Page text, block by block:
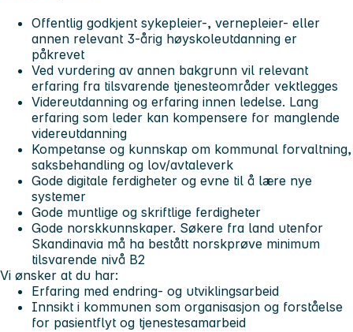
Offentlig godkjent sykepleier-, vernepleier- eller
annen relevant 3-årig høyskoleutdanning er
påkrevet
Ved vurdering av annen bakgrunn vil relevant
erfaring fra tilsvarende tjenesteområder vektlegges
Videreutdanning og erfaring innen ledelse. Lang
erfaring som leder kan kompensere for manglende
videreutdanning
Kompetanse og kunnskap om kommunal forvaltning,
saksbehandling og lov/avtaleverk
Gode digitale ferdigheter og evne til å lære nye
systemer
Gode muntlige og skriftlige ferdigheter
Gode norskkunnskaper. Søkere fra land utenfor
Skandinavia må ha bestått norskprøve minimum
tilsvarende nivå B2
Vi ønsker at du har:
Erfaring med endring- og utviklingsarbeid
Innsikt i kommunen som organisasjon og forståelse
for pasientflyt og tjenestesamarbeid